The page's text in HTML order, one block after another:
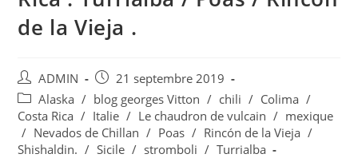
de la Vieja .
Auteur/autrice
de
la
publication :
ADMIN
Publication
publiée :
21 septembre 2019
Post
category:
Alaska / blog georges Vitton / chili / Colima /
Costa Rica / Italie / Le chaudron de vulcain / mexique
/ Nevados de Chillan / Poas / Rincón de la Vieja /
Shishaldin. / Sicile / stromboli / Turrialba